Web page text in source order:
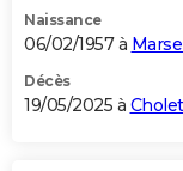
Naissance
06/02/1957 à
Décès
19/05/2025 à Cholet